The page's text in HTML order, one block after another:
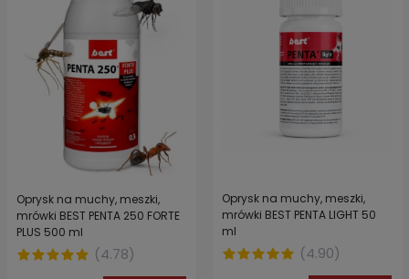
Oprysk na muchy, meszki,
mrówki BEST PENTA 250 FORTE
PLUS 500 ml
(4.78)
Oprysk na muchy, meszki,
mrówki BEST PENTA LIGHT 50
ml
(4.90)